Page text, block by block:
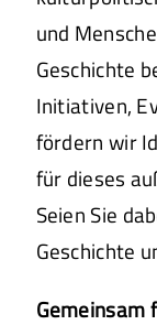
und
Geschichte
Initiativen,
fördern wir
für dieses
Seien Sie
Geschichte
Gemeinsam